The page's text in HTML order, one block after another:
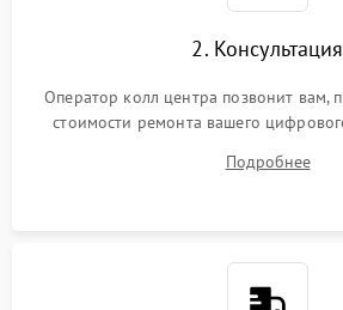
2. Консультация
Оператор колл центра позвонит вам,
стоимости ремонта вашего
Подробнее